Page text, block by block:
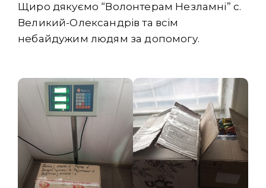
Щиро дякуємо “Волонтерам Незламні” с.
Великий-Олександрів та всім
небайдужим людям за допомогу.